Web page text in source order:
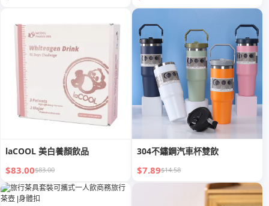
laCOOL 美白養顏飲品
$83.00$83.00
304不鏽鋼汽車杯雙飲
$7.89$14.58